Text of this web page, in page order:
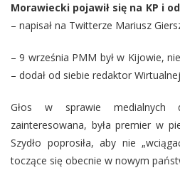
Morawiecki pojawił się na KP i
– napisał na Twitterze Mariusz
– 9 września PMM był w Kijowie,
– dodał od siebie redaktor
Głos w sprawie medialnych
zainteresowana, była premier w
Szydło poprosiła, aby nie
toczące się obecnie w nowym